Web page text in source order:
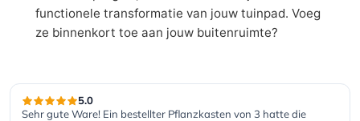
functionele transformatie van jouw tuinpad. Voeg
ze binnenkort toe aan jouw buitenruimte?
5.0
Sehr gute Ware! Ein bestellter Pflanzkasten von 3 hatte die